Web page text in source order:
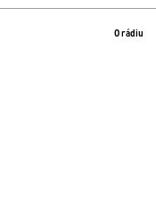
O rádiu